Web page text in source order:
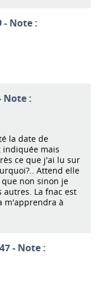
- Note :
Note :
la date de
indiquée mais
ce que j'ai lu sur
Attend elle
que non sinon je
La fnac est
m'apprendra à
- Note :